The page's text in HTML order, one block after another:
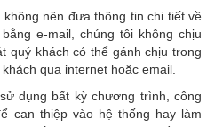
nên đưa thông tin chi tiết về
e-mail, chúng tôi không chịu
quý khách có thể gánh chịu trong
qua internet hoặc email.
dụng bất kỳ chương trình, công
can thiệp vào hệ thống hay làm